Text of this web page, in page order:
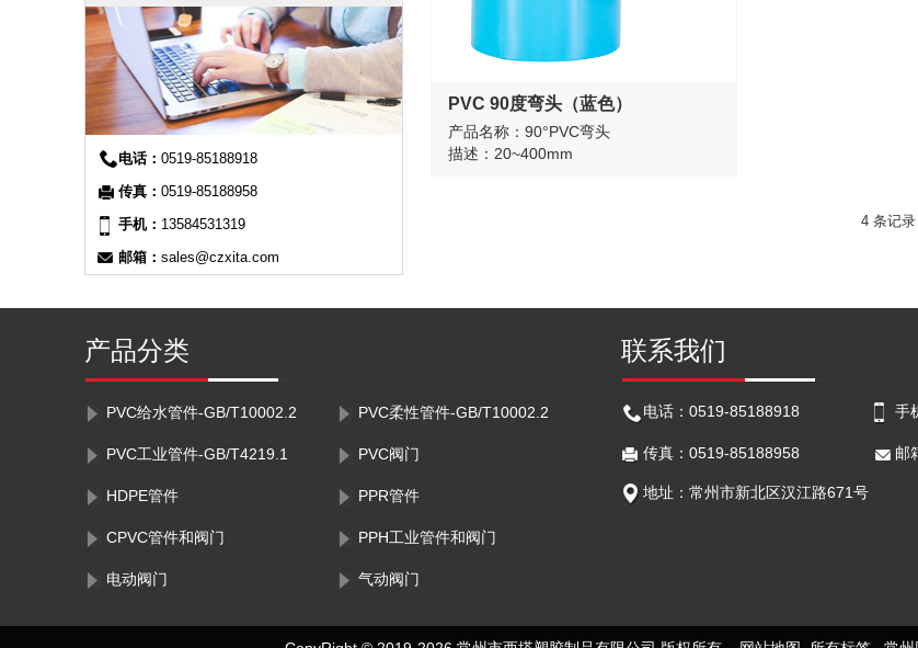
电话： 0519-85188918
传真： 0519-85188958
手机： 13584531319
邮箱： sales@czxita.com
PVC 90度弯头（蓝色）
产品名称：90°PVC弯头
描述：20~400mm
4 条记
产品分类
PVC给水管件-GB/T10002.2 PVC柔性管件-GB/T10002.2
PVC工业管件-GB/T4219.1 PVC阀门
HDPE管件 PPR管件
CPVC管件和阀门 PPH工业管件和阀门
电动阀门 气动阀门
联系我们
电话：0519-85188918 手
传真：0519-85188958 邮
地址：常州市新北区汉江路671号